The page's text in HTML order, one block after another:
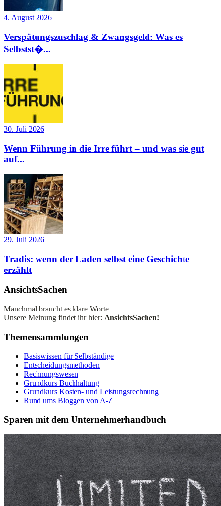
4. August 2026
Verspätungszuschlag & Zwangsgeld: Was es
Selbstst�...
30. Juli 2026
Wenn Führung in die Irre führt – und was sie gut
auf...
29. Juli 2026
Tradis: wenn der Laden selbst eine Geschichte
erzählt
AnsichtsSachen
Manchmal braucht es klare Worte.
Unsere Meinung findet ihr hier: AnsichtsSachen!
Themensammlungen
Basiswissen für Selbständige
Entscheidungsmethoden
Rechnungswesen
Grundkurs Buchhaltung
Grundkurs Kosten- und Leistungsrechnung
Rund ums Bloggen von A-Z
Sparen mit dem Unternehmerhandbuch